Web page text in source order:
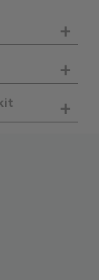
+
+
+